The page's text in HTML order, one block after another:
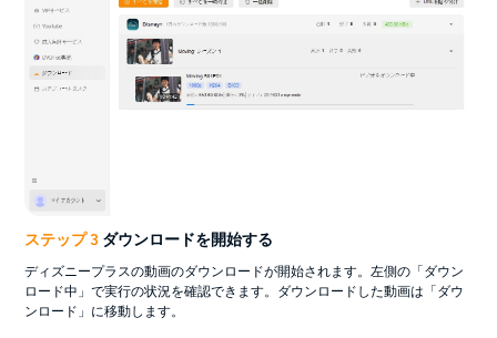
ステップ 3 ダウンロードを開始する
ディズニープラスの動画のダウンロードが開始されます。左側の「ダウン
ロード中」で実行の状況を確認できます。ダウンロードした動画は「ダウ
ンロード」に移動します。